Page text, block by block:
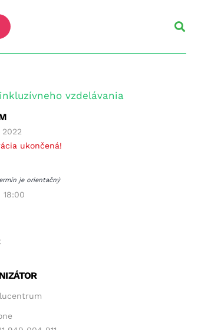
vzdelávania
ukončená!
je orientačný
18:00